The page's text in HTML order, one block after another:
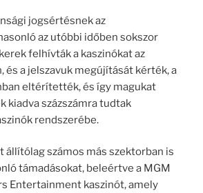
jogsértésnek az
az utóbbi időben sokszor
felhívták a kaszinókat az
és a jelszavuk megújítását kérték, a
eltérítették, és így magukat
kiadva százszámra tudtak
rendszerébe.
állítólag számos más szektorban is
támadásokat, beleértve a MGM
Entertainment kaszinót, amely